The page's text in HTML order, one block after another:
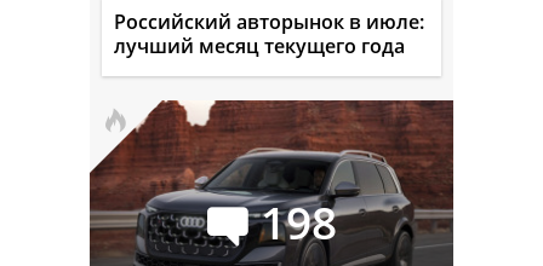
Российский авторынок в июле:
лучший месяц текущего года
198